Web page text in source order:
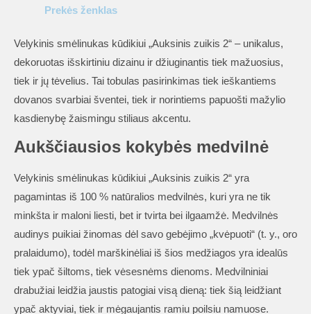
Prekės ženklas
Velykinis smėlinukas kūdikiui „Auksinis zuikis 2“ – unikalus,
dekoruotas išskirtiniu dizainu ir džiuginantis tiek mažuosius,
tiek ir jų tėvelius. Tai tobulas pasirinkimas tiek ieškantiems
dovanos svarbiai šventei, tiek ir norintiems papuošti mažylio
kasdienybę žaismingu stiliaus akcentu.
Aukščiausios kokybės medvilnė
Velykinis smėlinukas kūdikiui „Auksinis zuikis 2“ yra
pagamintas iš 100 % natūralios medvilnės, kuri yra ne tik
minkšta ir maloni liesti, bet ir tvirta bei ilgaamžė. Medvilnės
audinys puikiai žinomas dėl savo gebėjimo „kvėpuoti“ (t. y., oro
pralaidumo), todėl marškinėliai iš šios medžiagos yra idealūs
tiek ypač šiltoms, tiek vėsesnėms dienoms. Medvilniniai
drabužiai leidžia jaustis patogiai visą dieną: tiek šią leidžiant
ypač aktyviai, tiek ir mėgaujantis ramiu poilsiu namuose.